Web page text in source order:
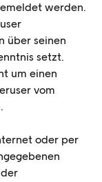
werden.
über seinen
setzt.
um einen
vom
oder per